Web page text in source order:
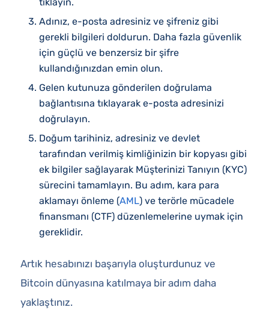
Adınız, e-posta adresiniz ve şifreniz gibi
gerekli bilgileri doldurun. Daha fazla güvenlik
için güçlü ve benzersiz bir şifre
kullandığınızdan emin olun.
Gelen kutunuza gönderilen doğrulama
bağlantısına tıklayarak e-posta adresinizi
doğrulayın.
Doğum tarihiniz, adresiniz ve devlet
tarafından verilmiş kimliğinizin bir kopyası gibi
ek bilgiler sağlayarak Müşterinizi Tanıyın (KYC)
sürecini tamamlayın. Bu adım, kara para
aklamayı önleme (AML) ve terörle mücadele
finansmanı (CTF) düzenlemelerine uymak için
gereklidir.
Artık hesabınızı başarıyla oluşturdunuz ve
Bitcoin dünyasına katılmaya bir adım daha
yaklaştınız.